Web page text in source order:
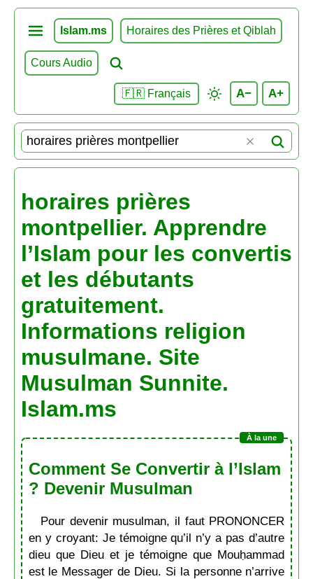
Islam.ms Horaires des Prières et Qiblah
Cours Audio
🇫🇷 Français A− A+
horaires prières
montpellier. Apprendre
l’Islam pour les convertis
et les débutants
gratuitement.
Informations religion
musulmane. Site
Musulman Sunnite.
Islam.ms
Comment Se Convertir à l’Islam
? Devenir Musulman
Pour devenir musulman, il faut PRONONCER
en y croyant: Je témoigne qu’il n’y a pas d’autre
dieu que Dieu et je témoigne que Mouḥammad
est le Messager de Dieu. Si la personne n’arrive